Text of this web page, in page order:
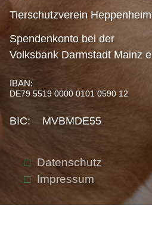
Tierschutzverein
Spendenkonto bei der
Volksbank Darmstadt Mainz
IBAN:
DE79 5519 0000 0101 0590 12
BIC: MVBMDE55
Datenschutz
Impressum